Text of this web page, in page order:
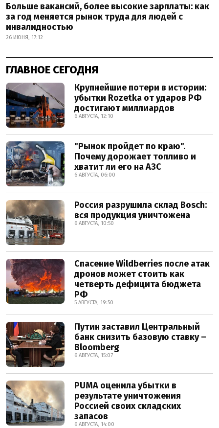
Больше вакансий, более высокие зарплаты: как
за год меняется рынок труда для людей с
инвалидностью
26 ИЮНЯ, 17:12
ГЛАВНОЕ СЕГОДНЯ
Крупнейшие потери в истории:
убытки Rozetka от ударов РФ
достигают миллиардов
6 АВГУСТА, 12:10
"Рынок пройдет по краю".
Почему дорожает топливо и
хватит ли его на АЗС
6 АВГУСТА, 06:00
Россия разрушила склад Bosch:
вся продукция уничтожена
6 АВГУСТА, 10:50
Спасение Wildberries после атак
дронов может стоить как
четверть дефицита бюджета
РФ
5 АВГУСТА, 19:50
Путин заставил Центральный
банк снизить базовую ставку –
Bloomberg
6 АВГУСТА, 15:07
PUMA оценила убытки в
результате уничтожения
Россией своих складских
запасов
6 АВГУСТА, 14:00